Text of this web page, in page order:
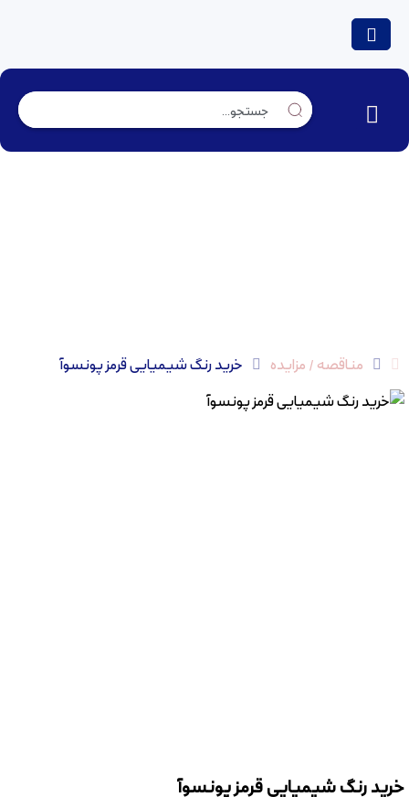
مناقصه / مزایده خرید رنگ شیمیایی قرمز پونسوآ
خرید رنگ شیمیایی قرمز پونسوآ